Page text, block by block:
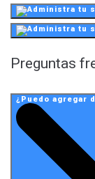
Preguntas
¿Puedo agregar